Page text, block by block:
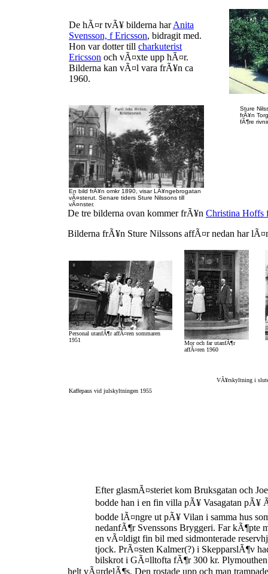
De hÃ¤r tvÃ¥ bilderna harAnita
Svensson, f Ericsson, bidragit med.
Hon var dotter till charkuterist
Ericsson och vÃ¤xte upp hÃ¤r.
Bilderna kan vÃ¤l vara frÃ¥n ca
1960.
En bild frÃ¥n omkr 1890, visar LÃ¥ngebrogatan
vÃ¤sterut. Senare tiders Sture Nilssons till
vÃ¤nster.
Sture
frÃ¥n
fÃ¶re
De tre bilderna ovan kommer frÃ¥n Christina Hoffs
Bilderna frÃ¥n Sture Nilssons affÃ¤r nedan har
Personal utanfÃ¶r affÃ¤ren sommaren
1951
Mor och far utanfÃ¶r
affÃ¤ren 1960
Kaffepaus vid julskyltningen 1955
VÃ¥rskyltning i
Efter glasmÃ¤steriet kom Bruksgatan och
bodde han i en fin villa pÃ¥ Vasagatan pÃ¥
bodde lÃ¤ngre ut pÃ¥ Vilan i samma hus
nedanfÃ¶r Svenssons Bryggeri. Far kÃ¶pte
en vÃ¤ldigt fin bil med sidmonterade
tjock. PrÃ¤sten Kalmer(?) i SkepparslÃ¶v
bilskrot i GÃ¤lltofta fÃ¶r 300 kr.
helt vÃ¤rdelÃ¶s. Den rostade upp och man